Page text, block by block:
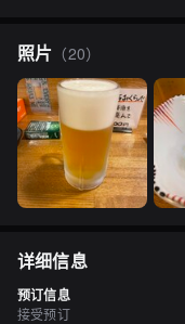
照片 （20）
详细信息
预订信息
接受预订